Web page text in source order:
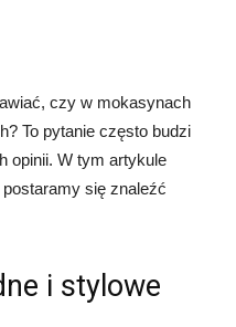
czy w mokasynach
To pytanie często budzi
opinii. W tym artykule
się znaleźć
i stylowe